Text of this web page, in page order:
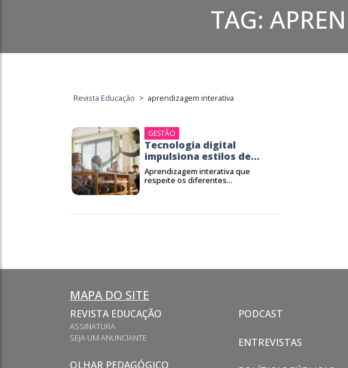
TAG:
Revista Educação > aprendizagem interativa
GESTÃO
Tecnologia digital
impulsiona estilos de...
Aprendizagem interativa que
respeite os diferentes...
MAPA DO SITE
REVISTA EDUCAÇÃO
ASSINATURA
SEJA UM ANUNCIANTE
OLHAR PEDAGÓGICO
PODCAST
ENTREVISTAS